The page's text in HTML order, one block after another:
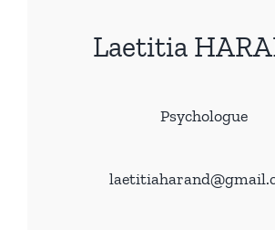
Laetitia
Psychologue